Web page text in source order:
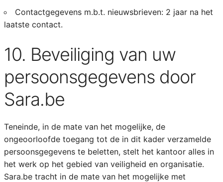
Contactgegevens m.b.t. nieuwsbrieven: 2 jaar na het
laatste contact.
10. Beveiliging van uw
persoonsgegevens door
Sara.be
Teneinde, in de mate van het mogelijke, de
ongeoorloofde toegang tot de in dit kader verzamelde
persoonsgegevens te beletten, stelt het kantoor alles in
het werk op het gebied van veiligheid en organisatie.
Sara.be tracht in de mate van het mogelijke met